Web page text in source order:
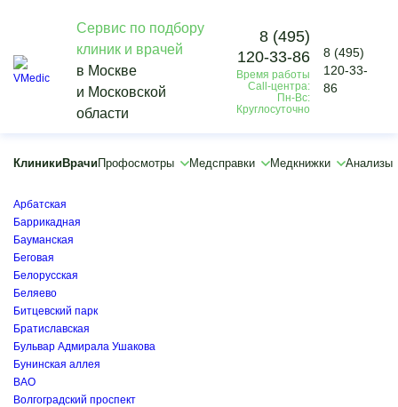
Сервис по подбору
клиник и врачей
в Москве
и Московской
области
8 (495)
120-33-86
Время работы
Call-центра:
Пн-Вс:
Круглосуточно
8 (495)
120-33-
86
Клиники Врачи Профосмотры Медсправки Медкнижки Анализы
Vmedic
Диагностика
Флюорография
Медицинская справка о прохождении флюорографии
Арбатская
Баррикадная
Бауманская
Беговая
Белорусская
Беляево
Битцевский парк
Братиславская
Бульвар Адмирала Ушакова
Бунинская аллея
ВАО
Волгоградский проспект